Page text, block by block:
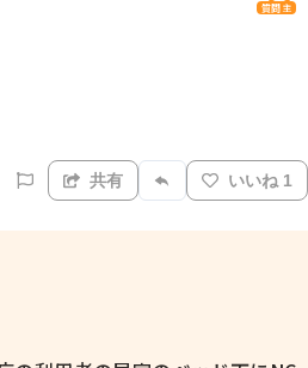
質問主
共有 いいね 1